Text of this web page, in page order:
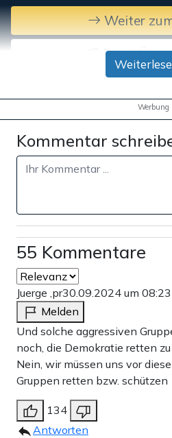
Weiter
Bank-
Werbung
Kommentar
55 Kommentare
Juerge ,pr30.09.2024 um
Melden
Und solche aggressiven
noch, die Demokratie retten
Nein, wir müssen uns vor
Gruppen retten bzw. schützen
134
Antworten